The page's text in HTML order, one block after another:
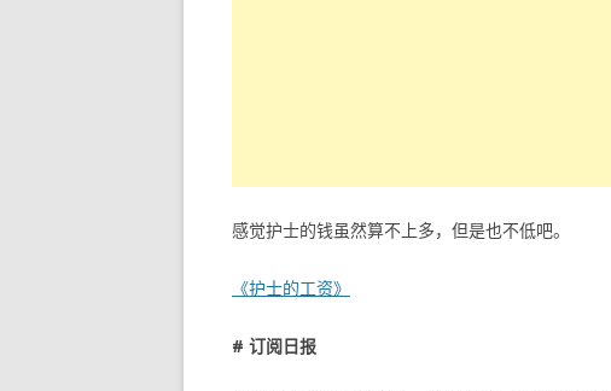
感觉护士的钱虽然算不上多，但是也不低吧。
《护士的工资》
# 订阅日报